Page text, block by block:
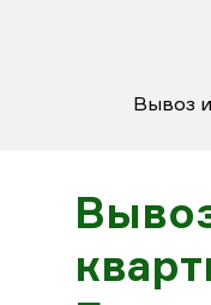
Вывоз